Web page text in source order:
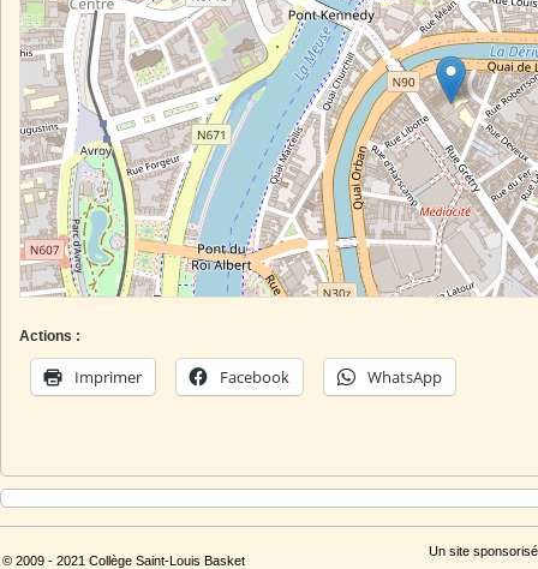
Actions :
Imprimer Facebook WhatsApp
© 2009 - 2021 Collège Saint-Louis Basket
Un site